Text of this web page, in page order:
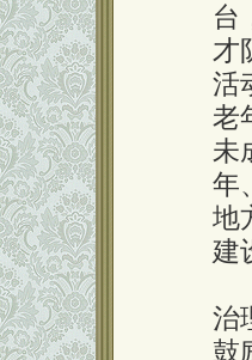
台
才
活
老
未
年
地
建
治
鼓